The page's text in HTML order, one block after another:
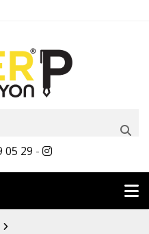
05 29 -